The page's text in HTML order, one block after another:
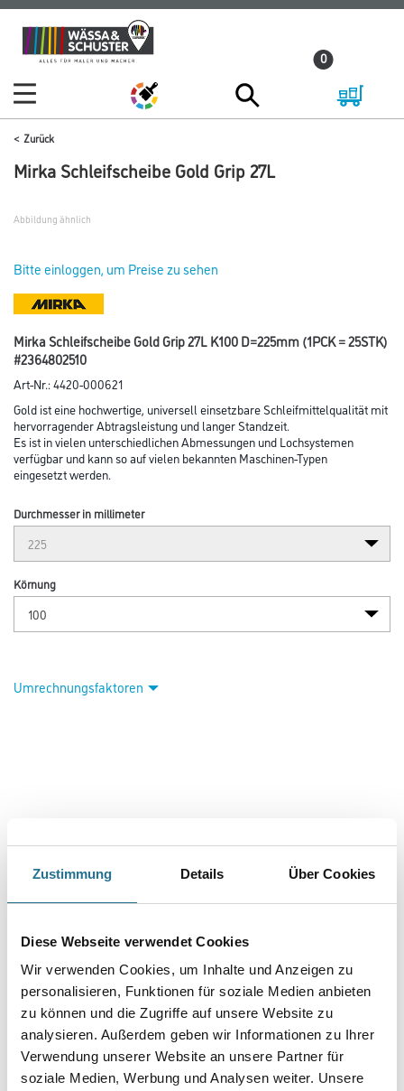
Zustimmung Details Über Cookies
Diese Webseite verwendet Cookies
Wir verwenden Cookies, um Inhalte und Anzeigen zu
personalisieren, Funktionen für soziale Medien anbieten
zu können und die Zugriffe auf unsere Website zu
analysieren. Außerdem geben wir Informationen zu Ihrer
Verwendung unserer Website an unsere Partner für
soziale Medien, Werbung und Analysen weiter. Unsere
Zum
Inhalt
Zum
Navigationsmenü
0
Zurück
Mirka Schleifscheibe Gold Grip 27L
Abbildung ähnlich
Bitte einloggen, um Preise zu sehen
Mirka Schleifscheibe Gold Grip 27L K100 D=225mm (1PCK = 25STK)
#2364802510
Art-Nr.:4420-000621
Gold ist eine hochwertige, universell einsetzbare Schleifmittelqualität mit
hervorragender Abtragsleistung und langer Standzeit.
Es ist in vielen unterschiedlichen Abmessungen und Lochsystemen
verfügbar und kann so auf vielen bekannten Maschinen-Typen
eingesetzt werden.
Durchmesser in millimeter
Körnung
Umrechnungsfaktoren
PRODUKTEIGENSCHAFTEN
Produkteigenschaft
- Ideal zum Schleifen weicher und harter Holzarten
- Das Produkt ist gut geeignet für Anwendungen zum Schleifen
von Füllern und Grundierungen